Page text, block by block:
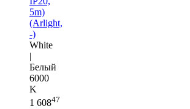
5m)
(Arlight,
-)
White
|
Белый
6000
K
1 60847